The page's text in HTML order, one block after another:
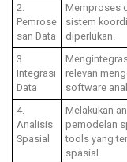
2.
Pemrose
san Data
Memproses
sistem
diperlukan.
3.
Integrasi
Data
relevan
software
4.
Analisis
Spasial
Melakukan
pemodelan
tools yang
spasial.